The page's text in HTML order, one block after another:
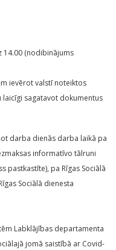
14.00 (nodibinājums
ievērot valstī noteiktos
sagatavot dokumentus
darba dienās darba laikā pa
informatīvo tālruni
pastkastīte), pa Rīgas Sociālā
Sociālā dienesta
Labklājības departamenta
jomā saistībā ar Covid-